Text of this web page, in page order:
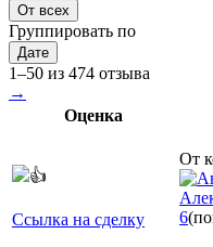
От всех
Группировать по
Дате
1–50 из 474 отзыва
→
Оценка
👍
Ссылка на сделку
От
6